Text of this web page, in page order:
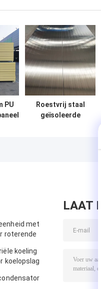
PU
Roestvrij staal
geïsoleerde
met
roterende
koeling
koelopslag
LAAT